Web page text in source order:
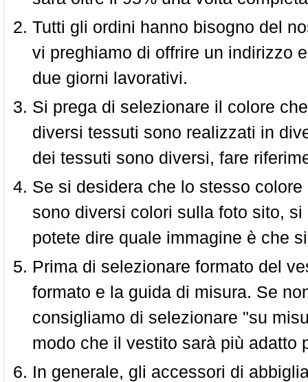
Tutti gli ordini hanno bisogno del
vi preghiamo di offrire un indirizzo
due giorni lavorativi.
Si prega di selezionare il colore
diversi tessuti sono realizzati in
dei tessuti sono diversi, fare
Se si desidera che lo stesso
sono diversi colori sulla foto sito,
potete dire quale immagine è che
Prima di selezionare formato del
formato e la guida di misura. Se
consigliamo di selezionare "su
modo che il vestito sarà più adatto
In generale, gli accessori di